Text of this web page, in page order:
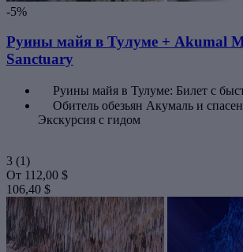
-5%
Руины майя в Тулуме + Akumal
Sanctuary
Руины майя в Тулуме: Билет с
Обитель обезьян Акумаль и
Экскурсия с гидом
3 (1)
От 112,00 $
106,40 $